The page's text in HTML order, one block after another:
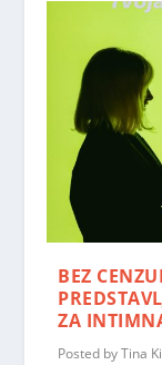
BEZ
ZA
Posted byTina